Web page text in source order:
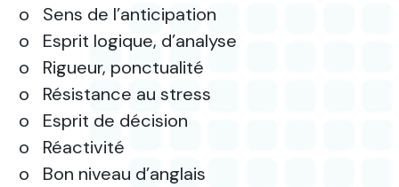
o
Sens de l’anticipation
o
Esprit logique, d’analyse
o
Rigueur, ponctualité
o
Résistance au stress
o
Esprit de décision
o
Réactivité
o
Bon niveau d’anglais